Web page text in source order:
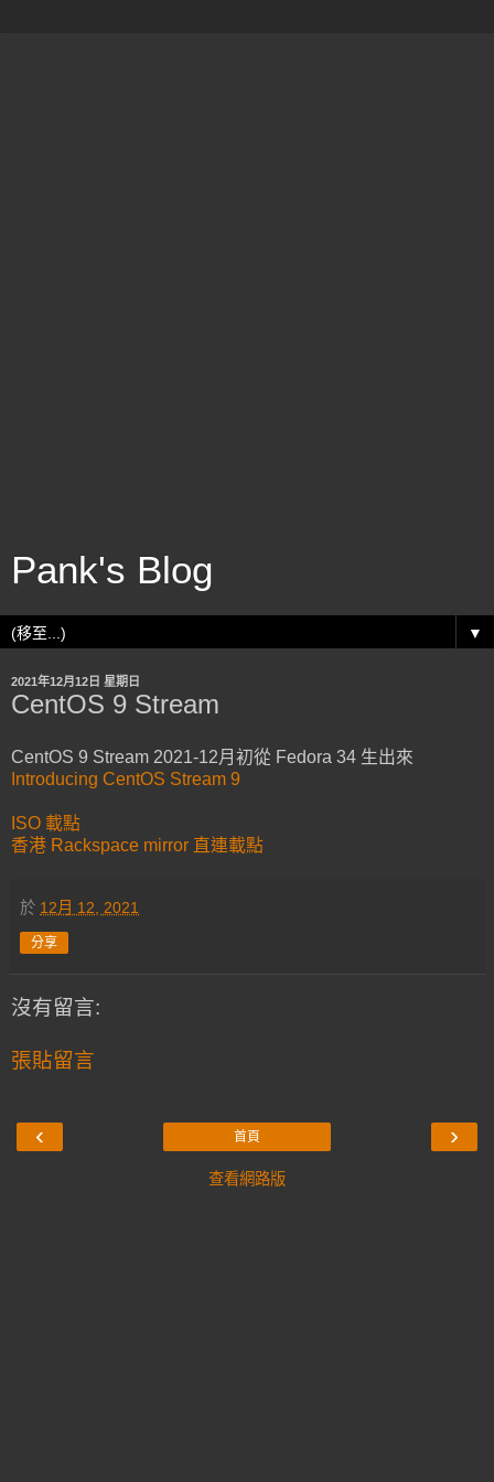
Pank's Blog
▼
2021年12月12日 星期日
CentOS 9 Stream
CentOS 9 Stream 2021-12月初從 Fedora 34 生出來
Introducing CentOS Stream 9
ISO 載點
香港 Rackspace mirror 直連載點
於 12月 12, 2021
分享
沒有留言:
張貼留言
‹ ›
首頁
查看網路版